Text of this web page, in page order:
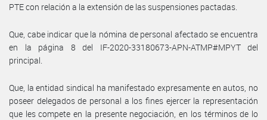
PTE con relación a la extensión de las suspensiones pactadas.
Que, cabe indicar que la nómina de personal afectado se encuentra
en la página 8 del IF-2020-33180673-APN-ATMP#MPYT del
principal.
Que, la entidad sindical ha manifestado expresamente en autos, no
poseer delegados de personal a los fines ejercer la representación
que les compete en la presente negociación, en los términos de lo